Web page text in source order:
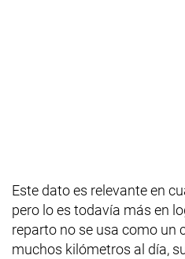
Este dato es relevante en
pero lo es todavía más en
reparto no se usa como un
muchos kilómetros al día,